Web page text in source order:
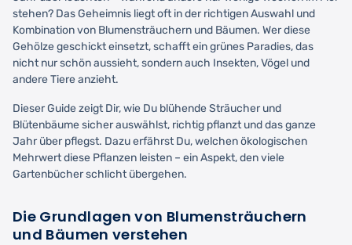
stehen? Das Geheimnis liegt oft in der richtigen Auswahl und
Kombination von Blumensträuchern und Bäumen. Wer diese
Gehölze geschickt einsetzt, schafft ein grünes Paradies, das
nicht nur schön aussieht, sondern auch Insekten, Vögel und
andere Tiere anzieht.
Dieser Guide zeigt Dir, wie Du blühende Sträucher und
Blütenbäume sicher auswählst, richtig pflanzt und das ganze
Jahr über pflegst. Dazu erfährst Du, welchen ökologischen
Mehrwert diese Pflanzen leisten – ein Aspekt, den viele
Gartenbücher schlicht übergehen.
Die Grundlagen von Blumensträuchern
und Bäumen verstehen